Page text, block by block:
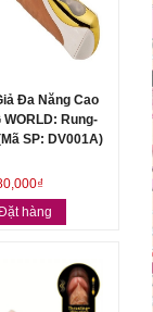
Đa Năng Cao
WORLD: Rung-
SP: DV001A)
hàng